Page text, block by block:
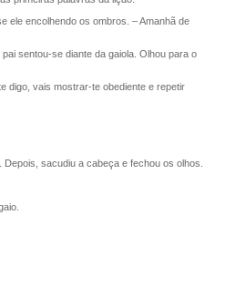
ele encolhendo os ombros. – Amanhã de
sentou-se diante da gaiola. Olhou para o
digo, vais mostrar-te obediente e repetir
sacudiu a cabeça e fechou os olhos.